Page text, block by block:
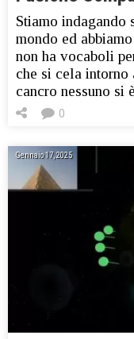
Stiamo indagando
mondo ed
non ha vocaboli
che si cela
cancro nessuno si
0
Gennaio 17, 2025